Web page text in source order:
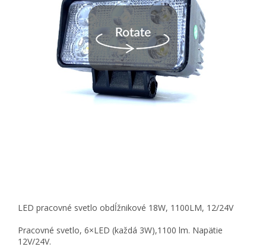
LED pracovné svetlo obdĺžnikové 18W, 1100LM, 12/24V
Pracovné svetlo, 6×LED (každá 3W),1100 lm. Napätie
12V/24V.